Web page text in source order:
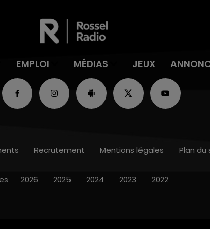
EMPLOI MÉDIAS JEUX
Recrutement Mentions légales Plan du
2026 2025 2024 2023 2022